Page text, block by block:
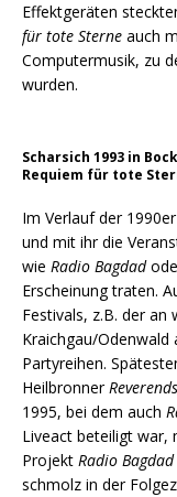
Effektgeräten
für tote Sterne auch
Computermusik, zu
wurden.
Scharsich 1993 in
Requiem für tote
Im Verlauf der
und mit ihr die
wie Radio Bagdad
Erscheinung traten.
Festivals, z.B. der an
Kraichgau/Odenwald
Partyreihen.
Heilbronner
1995, bei dem auch
Liveact beteiligt war,
Projekt Radio Bagdad
schmolz in der